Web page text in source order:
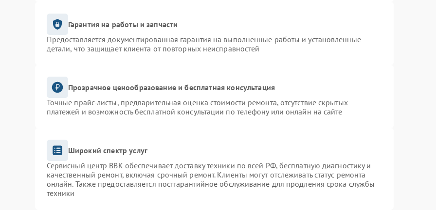
Гарантия на работы и запчасти
Предоставляется документированная гарантия на выполненные работы и установленные
детали, что защищает клиента от повторных неисправностей
Прозрачное ценообразование и бесплатная консультация
Точные прайс-листы, предварительная оценка стоимости ремонта, отсутствие скрытых
платежей и возможность бесплатной консультации по телефону или онлайн на сайте
Широкий спектр услуг
Сервисный центр BBK обеспечивает доставку техники по всей РФ, бесплатную диагностику и
качественный ремонт, включая срочный ремонт. Клиенты могут отслеживать статус ремонта
онлайн. Также предоставляется постгарантийное обслуживание для продления срока службы
техники